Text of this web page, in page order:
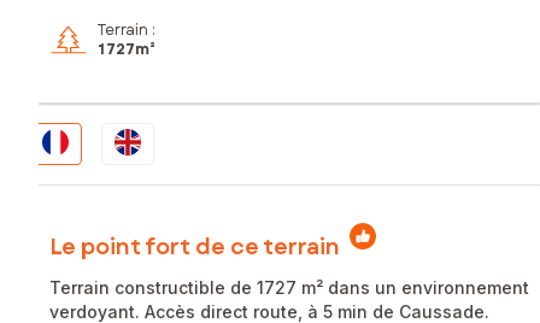
Terrain :
1 727m²
Le point fort de ce terrain
Terrain constructible de 1727 m² dans un environnement
verdoyant. Accès direct route, à 5 min de Caussade.